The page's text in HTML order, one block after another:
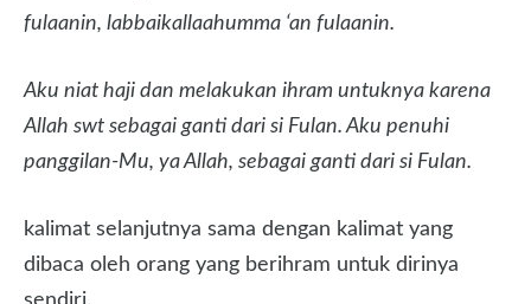
fulaanin, labbaikallaahumma ‘an fulaanin.
Aku niat haji dan melakukan ihram untuknya karena
Allah swt sebagai ganti dari si Fulan. Aku penuhi
panggilan-Mu, ya Allah, sebagai ganti dari si Fulan.
kalimat selanjutnya sama dengan kalimat yang
dibaca oleh orang yang berihram untuk dirinya